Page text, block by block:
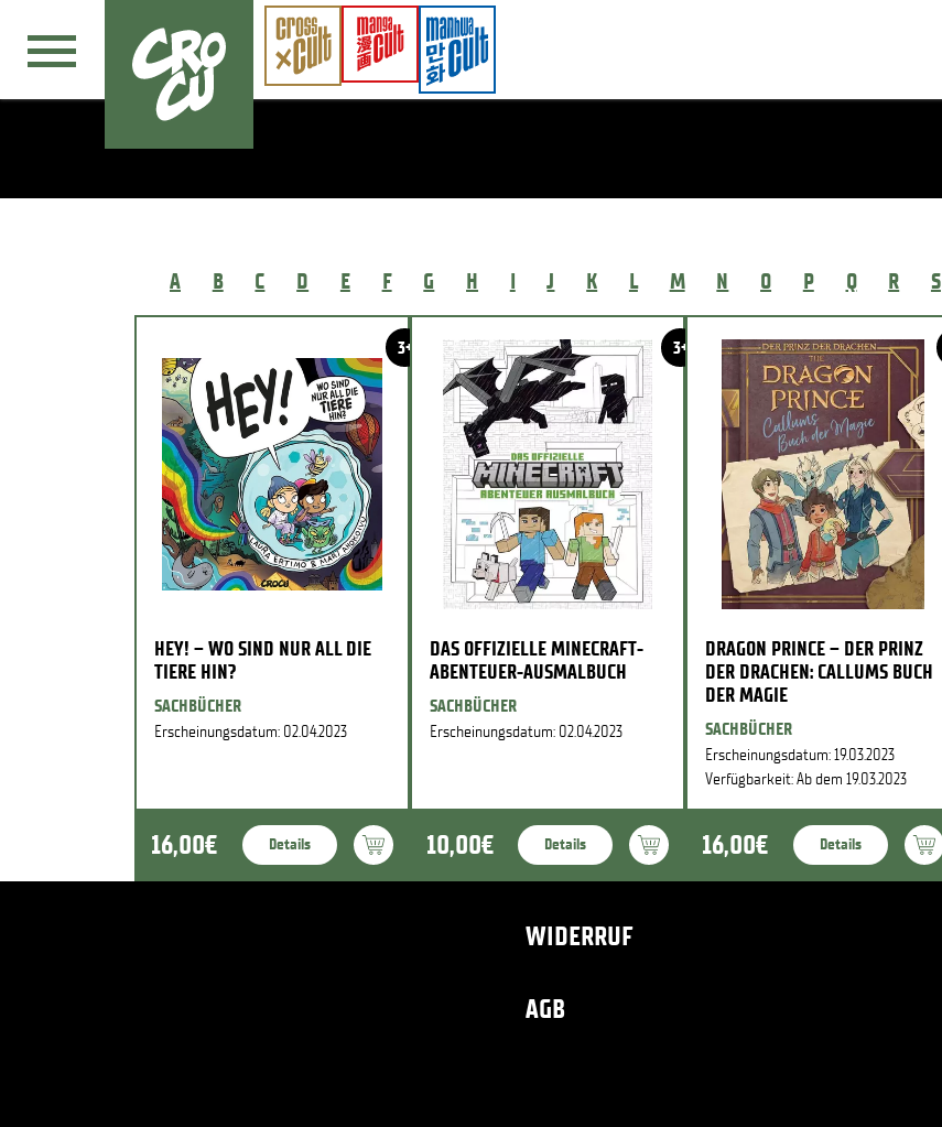
A
B C D E F G H I J K L M N O P Q R S
3+
HEY! – WO SIND NUR ALL DIE
TIERE HIN?
SACHBÜCHER
Erscheinungsdatum: 02.04.2023
16,00€ Details
3+
DAS OFFIZIELLE MINECRAFT-
ABENTEUER-AUSMALBUCH
SACHBÜCHER
Erscheinungsdatum: 02.04.2023
10,00€ Details
DRAGON PRINCE – DER PRINZ
DER DRACHEN: CALLUMS BUCH
DER MAGIE
SACHBÜCHER
Erscheinungsdatum: 19.03.2023
Verfügbarkeit: Ab dem 19.03.2023
16,00€ Details
WIDERRUF
AGB